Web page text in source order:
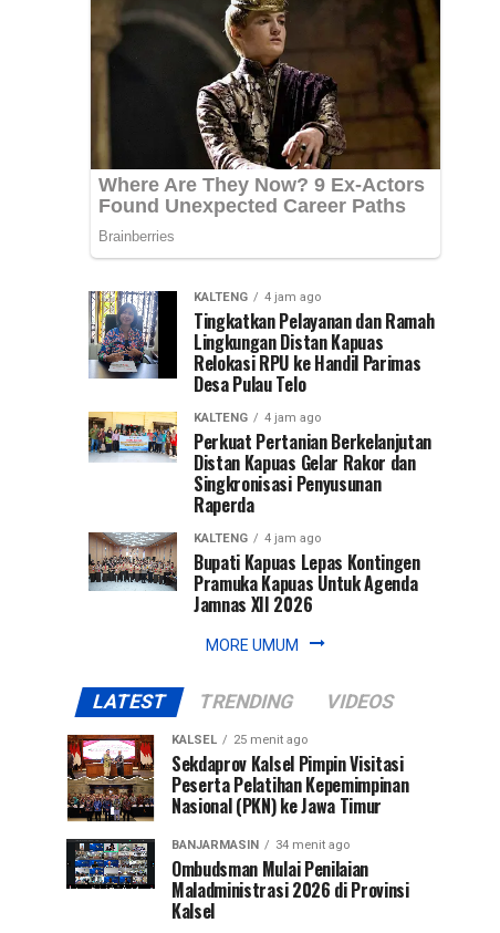
Nasional
(PKN)
ke
Jawa
Timur
Syarifuddin
mendampingi
KALTENG 4 jam ago
Tingkatkan Pelayanan dan Ramah
Lingkungan Distan Kapuas
Relokasi RPU ke Handil Parimas
Desa Pulau Telo
KALTENG 4 jam ago
Perkuat Pertanian Berkelanjutan
Distan Kapuas Gelar Rakor dan
Singkronisasi Penyusunan
Raperda
KALTENG 4 jam ago
Bupati Kapuas Lepas Kontingen
Pramuka Kapuas Untuk Agenda
Jamnas XII 2026
MORE UMUM
LATEST TRENDING VIDEOS
KALSEL 25 menit ago
Sekdaprov Kalsel Pimpin Visitasi
Peserta Pelatihan Kepemimpinan
Nasional (PKN) ke Jawa Timur
BANJARMASIN 34 menit ago
Ombudsman Mulai Penilaian
Maladministrasi 2026 di Provinsi
Kalsel